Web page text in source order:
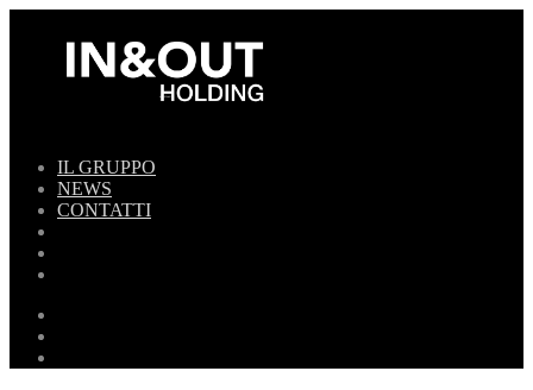
IL GRUPPO
NEWS
CONTATTI